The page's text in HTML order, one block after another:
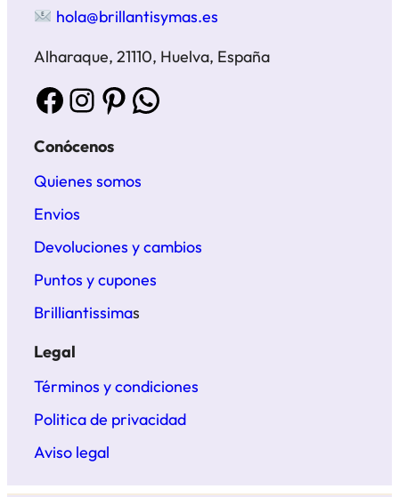
hola@brillantisymas.es
Alharaque, 21110, Huelva, España
Facebook Instagram Pinterest WhatsApp
Conócenos
Quienes somos
Envios
Devoluciones y cambios
Puntos y cupones
Brilliantissimas
Legal
Términos y condiciones
Politica de privacidad
Aviso legal